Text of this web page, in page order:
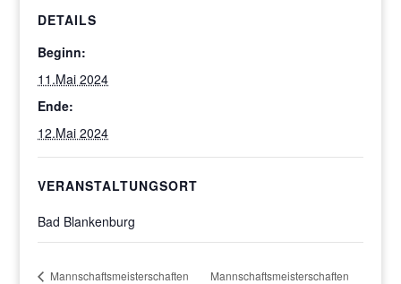
DETAILS
Beginn:
11.Mai 2024
Ende:
12.Mai 2024
VERANSTALTUNGSORT
Bad Blankenburg
Mannschaftsmeisterschaften
Mannschaftsmeisterschaften